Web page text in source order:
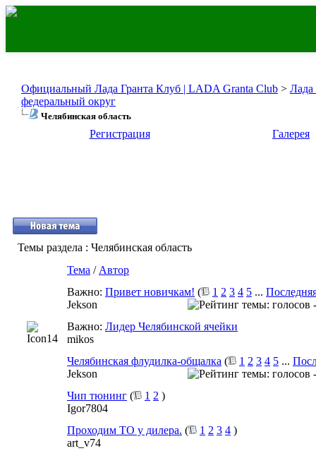
Официальный Лада Гранта Клуб | LADA Granta Club > Лада
федеральный округ
Челябинская область
Регистрация Галерея
Темы раздела : Челябинская область
Тема / Автор
Важно: Привет новичкам! ( 1 2 3 4 5 ...
Jekson
Важно: Лидер Челябинской ячейки
mikos
Челябинская флудилка-общалка ( 1 2 3 4 5 ...
Jekson
Чип тюнинг ( 1 2 )
Igor7804
Проходим ТО у дилера. ( 1 2 3 4 )
art_v74